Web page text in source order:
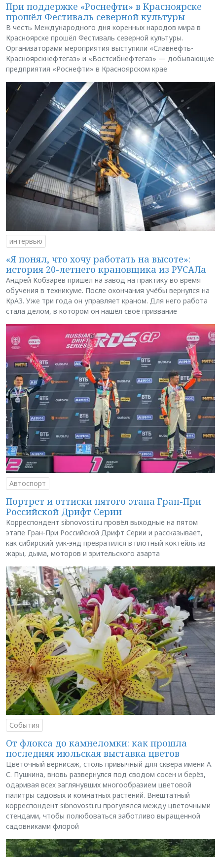
При поддержке «Роснефти» в Красноярске
прошёл Фестиваль северной культуры
В честь Международного дня коренных народов мира в
Красноярске прошёл Фестиваль северной культуры.
Организаторами мероприятия выступили «Славнефть-
Красноярскнефтегаз» и «Востсибнефтегаз» — добывающие
предприятия «Роснефти» в Красноярском крае
интервью
«Я понял, что хочу работать на высоте»:
история 20-летнего крановщика из РУСАЛа
Андрей Кобзарев пришёл на завод на практику во время
обучения в техникуме. После окончания учёбы вернулся на
КрАЗ. Уже три года он управляет краном. Для него работа
стала делом, в котором он нашёл своё призвание
Автоспорт
Портрет и оттиски пятого этапа Гран-При
Российской Дрифт Серии
Корреспондент sibnovosti.ru провёл выходные на пятом
этапе Гран-При Российской Дрифт Серии и рассказывает,
как сибирский уик-энд превратился в плотный коктейль из
жары, дыма, моторов и зрительского азарта
События
От флокса до камнеломки: как прошла
последняя июльская выставка цветов
Цветочный вернисаж, столь привычный для сквера имени А.
С. Пушкина, вновь развернулся под сводом сосен и берёз,
одаривая всех заглянувших многообразием цветовой
палитры садовых и комнатных растений. Внештатный
корреспондент sibnovosti.ru прогулялся между цветочными
стендами, чтобы полюбоваться заботливо выращенной
садовниками флорой